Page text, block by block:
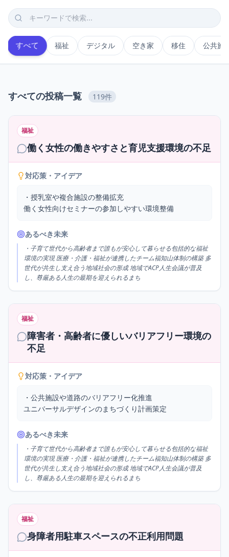
すべて 福祉 デジタル 空き家 移住 公共施
すべての投稿一覧 119件
福祉
働く女性の働きやすさと育児支援環境の不足
対応策・アイデア
・授乳室や複合施設の整備拡充
働く女性向けセミナーの参加しやすい環境整備
あるべき未来
・子育て世代から高齢者まで誰もが安心して暮らせる包括的な福祉
環境の実現 医療・介護・福祉が連携したチーム福知山体制の構築 多
世代が共生し支え合う地域社会の形成 地域でACP人生会議が普及
し、尊厳ある人生の最期を迎えられるまち
福祉
障害者・高齢者に優しいバリアフリー環境の
不足
対応策・アイデア
・公共施設や道路のバリアフリー化推進
ユニバーサルデザインのまちづくり計画策定
あるべき未来
・子育て世代から高齢者まで誰もが安心して暮らせる包括的な福祉
環境の実現 医療・介護・福祉が連携したチーム福知山体制の構築 多
世代が共生し支え合う地域社会の形成 地域でACP人生会議が普及
し、尊厳ある人生の最期を迎えられるまち
福祉
身障者用駐車スペースの不正利用問題